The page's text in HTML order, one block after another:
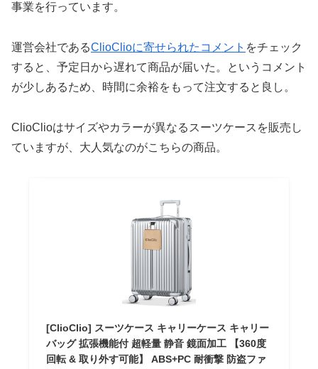
事業を行っています。
運営会社であるClioClioに寄せられたコメント をチェック
すると、予定日から遅れて商品が届いた。というコメント
が少しあるため、時間に余裕をもって注文すると良し。
ClioClioはサイズやカラーが異なるスーツケースを販売し
ていますが、大人気なのがこちらの商品。
[ClioClio] スーツケース キャリーケース キャリー
バッグ 拡張機能付 超軽量 静音 鏡面加工 【360度
回転 & 取り外す可能】 ABS+PC 耐衝撃 防盗ファ